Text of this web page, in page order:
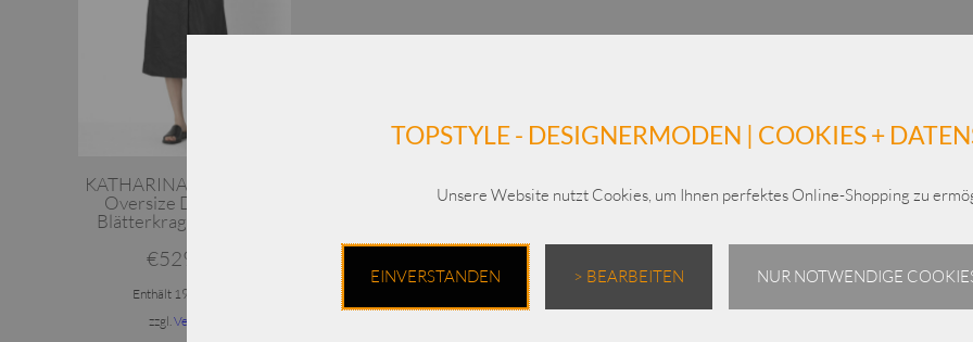
KATHARINA HOVMAN /
Oversize Deco Kleid
Blätterkragen / Taffeta
€529,00
Enthält 19% MwSt.
zzgl.Versand
TOPSTYLE - DESIGNERMODEN | COOKIES +
Unsere Website nutzt Cookies, um Ihnen perfektes Online-Shopping zu
EINVERSTANDEN > BEARBEITEN NUR NOTWENDIGE